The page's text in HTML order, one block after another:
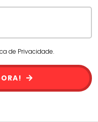
de Privacidade.